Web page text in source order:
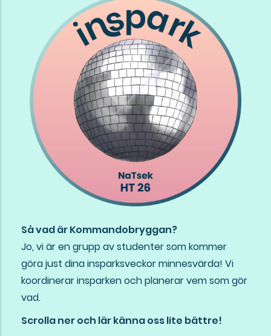
Så vad är Kommandobryggan?
Jo, vi är en grupp av studenter som kommer
göra just dina insparksveckor minnesvärda! Vi
koordinerar insparken och planerar vem som gör
vad.
Scrolla ner och lär känna oss lite bättre!